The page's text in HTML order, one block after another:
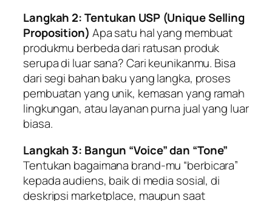
Langkah 2: Tentukan USP (Unique Selling
Proposition) Apa satu hal yang membuat
produkmu berbeda dari ratusan produk
serupa di luar sana? Cari keunikanmu. Bisa
dari segi bahan baku yang langka, proses
pembuatan yang unik, kemasan yang ramah
lingkungan, atau layanan purna jual yang luar
biasa.
Langkah 3: Bangun “Voice” dan “Tone”
Tentukan bagaimana brand-mu “berbicara”
kepada audiens, baik di media sosial, di
deskripsi marketplace, maupun saat